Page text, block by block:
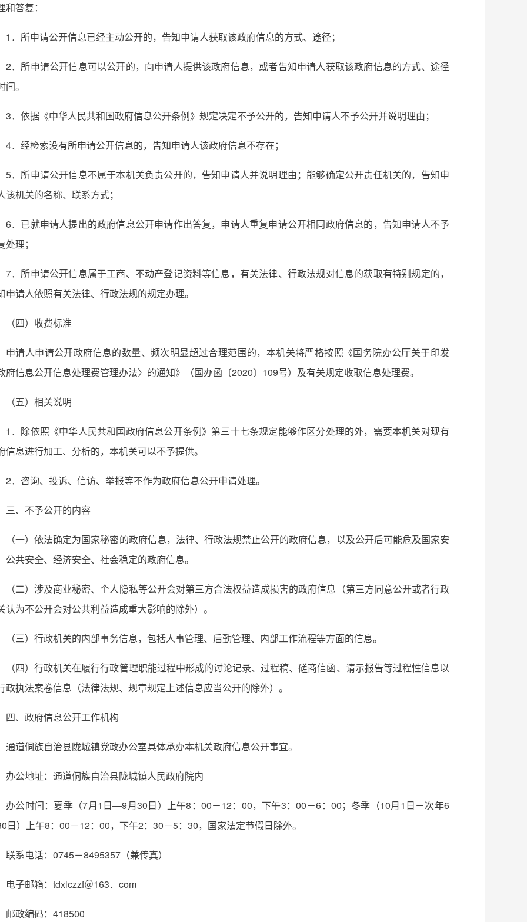
和答复：
1．所申请公开信息已经主动公开的，告知申请人获取该政府信息的方式、途径；
2．所申请公开信息可以公开的，向申请人提供该政府信息，或者告知申请人获取该政府信息的方式、途径
间。
3．依据《中华人民共和国政府信息公开条例》规定决定不予公开的，告知申请人不予公开并说明理由；
4．经检索没有所申请公开信息的，告知申请人该政府信息不存在；
5．所申请公开信息不属于本机关负责公开的，告知申请人并说明理由；能够确定公开责任机关的，告知申
该机关的名称、联系方式；
6．已就申请人提出的政府信息公开申请作出答复，申请人重复申请公开相同政府信息的，告知申请人不予
处理；
7．所申请公开信息属于工商、不动产登记资料等信息，有关法律、行政法规对信息的获取有特别规定的，
申请人依照有关法律、行政法规的规定办理。
（四）收费标准
申请人申请公开政府信息的数量、频次明显超过合理范围的，本机关将严格按照《国务院办公厅关于印发
府信息公开信息处理费管理办法〉的通知》（国办函〔2020〕109号）及有关规定收取信息处理费。
（五）相关说明
1．除依照《中华人民共和国政府信息公开条例》第三十七条规定能够作区分处理的外，需要本机关对现有
信息进行加工、分析的，本机关可以不予提供。
2．咨询、投诉、信访、举报等不作为政府信息公开申请处理。
三、不予公开的内容
（一）依法确定为国家秘密的政府信息，法律、行政法规禁止公开的政府信息，以及公开后可能危及国家安
公共安全、经济安全、社会稳定的政府信息。
（二）涉及商业秘密、个人隐私等公开会对第三方合法权益造成损害的政府信息（第三方同意公开或者行政
认为不公开会对公共利益造成重大影响的除外）。
（三）行政机关的内部事务信息，包括人事管理、后勤管理、内部工作流程等方面的信息。
（四）行政机关在履行行政管理职能过程中形成的讨论记录、过程稿、磋商信函、请示报告等过程性信息以
政执法案卷信息（法律法规、规章规定上述信息应当公开的除外）。
四、政府信息公开工作机构
通道侗族自治县陇城镇党政办公室具体承办本机关政府信息公开事宜。
办公地址：通道侗族自治县陇城镇人民政府院内
办公时间：夏季（7月1日—9月30日）上午8：00－12：00，下午3：00－6：00；冬季（10月1日－次年6
日）上午8：00－12：00，下午2：30－5：30，国家法定节假日除外。
联系电话：0745－8495357（兼传真）
电子邮箱：tdxlczzf＠163．com
邮政编码：418500